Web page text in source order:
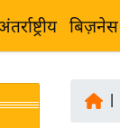
बिज़नेस